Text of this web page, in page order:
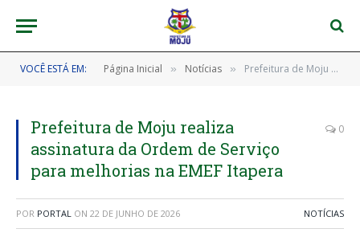
VOCÊ ESTÁ EM: Página Inicial » Notícias » Prefeitura de Moju realiza assinatura da Ordem de Serviço para melhorias na EMEF Itapera
Prefeitura de Moju realiza
assinatura da Ordem de Serviço
para melhorias na EMEF Itapera
0
POR PORTAL ON 22 DE JUNHO DE 2026 NOTÍCIAS